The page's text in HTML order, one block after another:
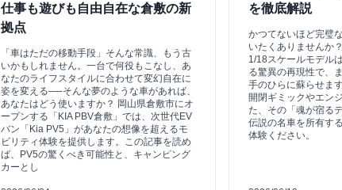
仕事も遊びも自由自在な倉敷の新
拠点
「車はただの移動手段」そんな常識、もう古
いかもしれません。一台で何役もこなし、あ
なたのライフスタイルに合わせて変幻自在に
姿を変える──そんな夢のような車があれば、
あなたはどう使いますか？ 岡山県倉敷市にオ
ープンする「KIA PBV倉敷」では、次世代EV
バン「Kia PV5」があなたの想像を超えるモ
ビリティ体験を提供します。この記事を読め
ば、PV5の驚くべき可能性と、キャンピング
カーとし
を徹底解説
かつてないほど完璧
いたくありませんか
1/18スケールモデル
る驚異の再現性で、
手のひらに蘇らせま
開閉ギミックやエン
た、その「魂が宿る
伝説の名車を所有す
体験ください。